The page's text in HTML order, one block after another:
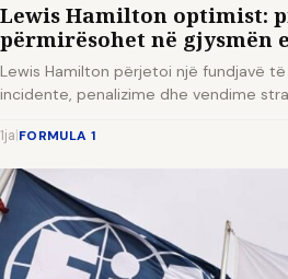
Lewis Hamilton optimist:
përmirësohet në gjysmën
Lewis Hamilton përjetoi një fundjavë
incidente, penalizime dhe vendime
1ja FORMULA 1